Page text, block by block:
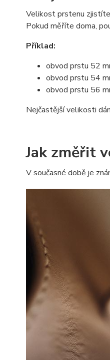
Velikost prstenu
Pokud měříte doma,
Příklad:
obvod prstu 52
obvod prstu 54
obvod prstu 56
Nejčastější velikosti
Jak změřit
V současné době je